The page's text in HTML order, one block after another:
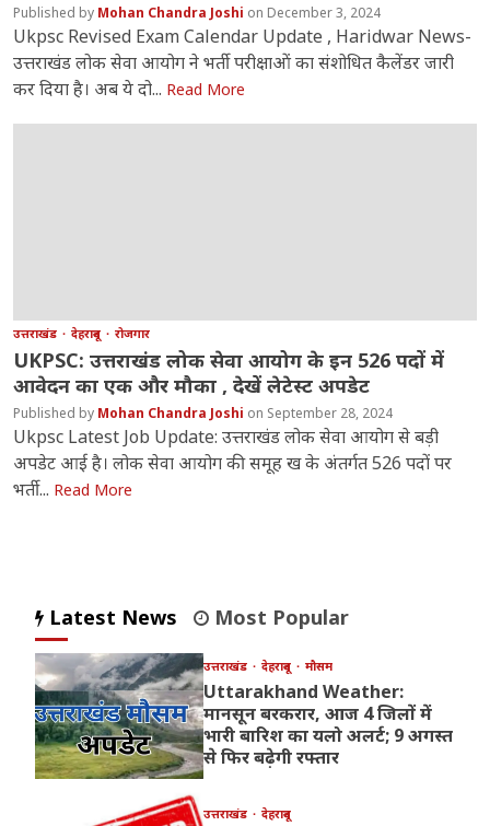
Mohan Chandra Joshi December 3, 2024
Ukpsc Revised Exam Calendar Update , Haridwar News-
उत्तराखंड लोक सेवा आयोग ने भर्ती परीक्षाओं का संशोधित कैलेंडर जारी
कर दिया है। अब ये दो... Read More
उत्तराखंड देहरादून रोजगार
UKPSC: उत्तराखंड लोक सेवा आयोग के इन 526 पदों में
आवेदन का एक और मौका , देखें लेटेस्ट अपडेट
Mohan Chandra Joshi September 28, 2024
Ukpsc Latest Job Update: उत्तराखंड लोक सेवा आयोग से बड़ी
अपडेट आई है। लोक सेवा आयोग की समूह ख के अंतर्गत 526 पदों पर
भर्ती... Read More
Latest News Most Popular
उत्तराखंड देहरादून मौसम
Uttarakhand Weather:
मानसून बरकरार, आज 4 जिलों में
भारी बारिश का यलो अलर्ट; 9 अगस्त
से फिर बढ़ेगी रफ्तार
उत्तराखंड देहरादून